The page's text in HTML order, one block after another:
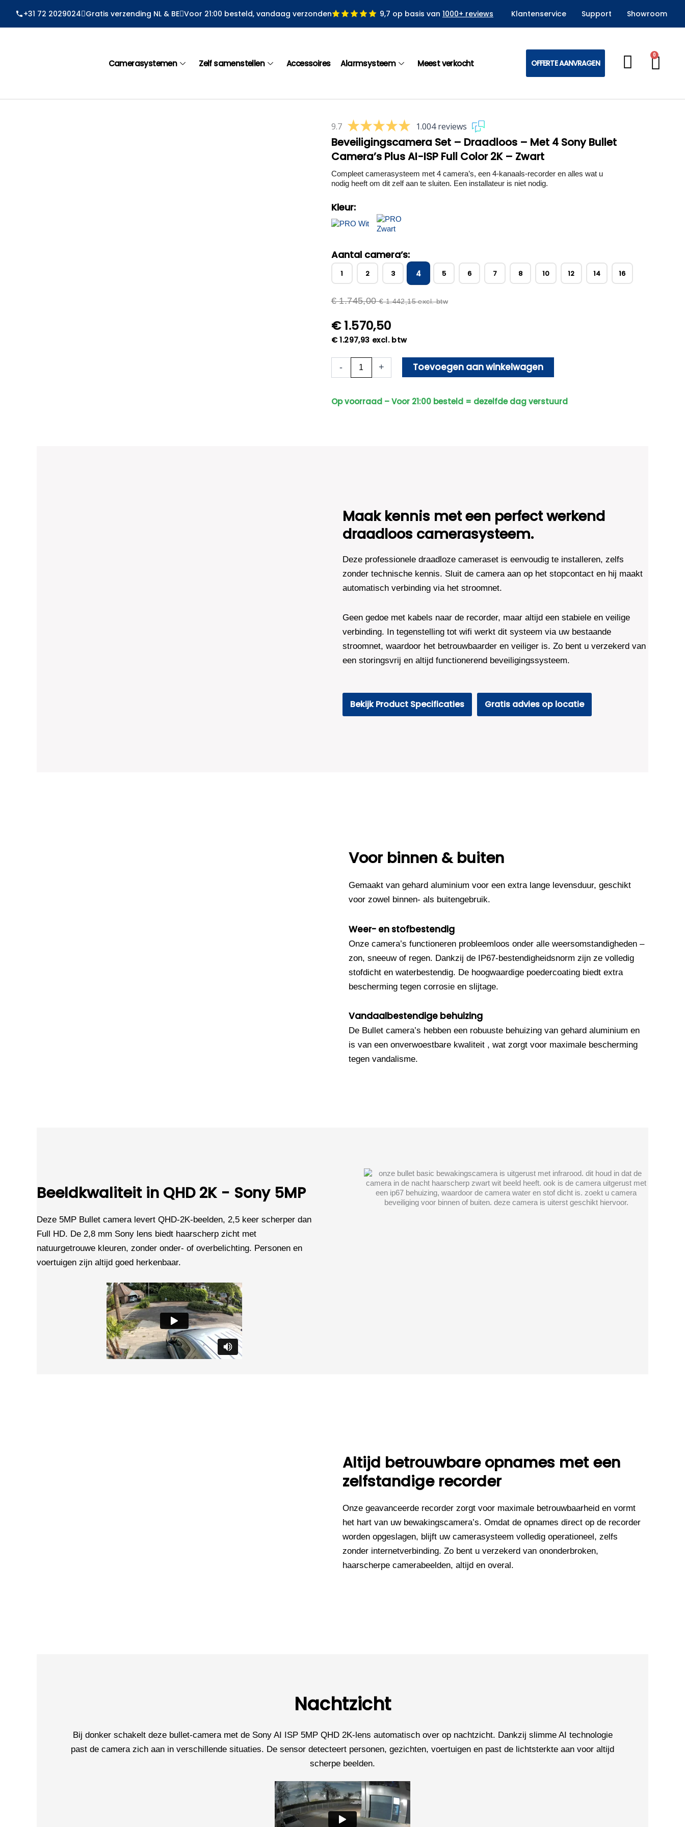
+31 72 2029024 Gratis verzending NL & BE Voor 21:00 besteld, vandaag verzonden 9,7 op basis van 1000+ reviews Klantenservice Support Showroom
Camerasystemen Zelf samenstellen Accessoires Alarmsysteem Meest verkocht OFFERTE AANVRAGEN
0
9.7 1.004 reviews
Beveiligingscamera Set – Draadloos – Met 4 Sony Bullet
Camera’s Plus AI-ISP Full Color 2K – Zwart
Compleet camerasysteem met 4 camera’s, een 4-kanaals-recorder en alles wat u
nodig heeft om dit zelf aan te sluiten. Een installateur is niet nodig.
Kleur:
Aantal camera’s:
1 2 3 4 5 6 7 8 10 12 14 16
€1.745,00 €1.442,15excl. btw
€1.570,50
€1.297,93 excl. btw
-
Beveiligingscamera
Set
-
Zwart
+ Toevoegen aan winkelwagen
Op voorraad – Voor 21:00 besteld = dezelfde dag verstuurd
Maak kennis met een perfect werkend
draadloos camerasysteem.
Deze professionele draadloze cameraset is eenvoudig te installeren, zelfs
zonder technische kennis. Sluit de camera aan op het stopcontact en hij maakt
automatisch verbinding via het stroomnet.
Geen gedoe met kabels naar de recorder, maar altijd een stabiele en veilige
verbinding. In tegenstelling tot wifi werkt dit systeem via uw bestaande
stroomnet, waardoor het betrouwbaarder en veiliger is. Zo bent u verzekerd van
een storingsvrij en altijd functionerend beveiligingssysteem.
Bekijk Product Specificaties Gratis advies op locatie
Voor binnen & buiten
Gemaakt van gehard aluminium voor een extra lange levensduur, geschikt
voor zowel binnen- als buitengebruik.
Weer- en stofbestendig
Onze camera’s functioneren probleemloos onder alle weersomstandigheden –
zon, sneeuw of regen. Dankzij de IP67-bestendigheidsnorm zijn ze volledig
stofdicht en waterbestendig. De hoogwaardige poedercoating biedt extra
bescherming tegen corrosie en slijtage.
Vandaalbestendige behuizing
De Bullet camera’s hebben een robuuste behuizing van gehard aluminium en
is van een onverwoestbare kwaliteit , wat zorgt voor maximale bescherming
tegen vandalisme.
Beeldkwaliteit in QHD 2K - Sony 5MP
Deze 5MP Bullet camera levert QHD-2K-beelden, 2,5 keer scherper dan
Full HD. De 2,8 mm Sony lens biedt haarscherp zicht met
natuurgetrouwe kleuren, zonder onder- of overbelichting. Personen en
voertuigen zijn altijd goed herkenbaar.
Altijd betrouwbare opnames met een
zelfstandige recorder
Onze geavanceerde recorder zorgt voor maximale betrouwbaarheid en vormt
het hart van uw bewakingscamera’s. Omdat de opnames direct op de recorder
worden opgeslagen, blijft uw camerasysteem volledig operationeel, zelfs
zonder internetverbinding. Zo bent u verzekerd van ononderbroken,
haarscherpe camerabeelden, altijd en overal.
Nachtzicht
Bij donker schakelt deze bullet-camera met de Sony AI ISP 5MP QHD 2K-lens automatisch over op nachtzicht. Dankzij slimme AI technologie
past de camera zich aan in verschillende situaties. De sensor detecteert personen, gezichten, voertuigen en past de lichtsterkte aan voor altijd
scherpe beelden.